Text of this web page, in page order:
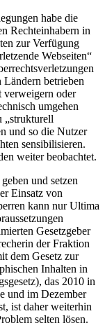
habe die
Rechteinhabern in
zur Verfügung
Webseiten“
Ländern betrieben
verweigern oder
umgehen
„strukturell
und so die Nutzer
sensibilisieren.
weiter beobachtet.
und setzen
Einsatz von
kann nur Ultima
Gesetzgeber
der Fraktion
dem Gesetz zur
Inhalten in
das 2010 in
und im Dezember
ist daher weiterhin
selten lösen.